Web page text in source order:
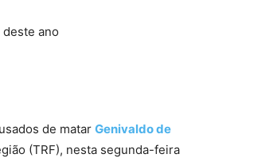
ano
de matar Genivaldo de
(TRF), nesta segunda-feira